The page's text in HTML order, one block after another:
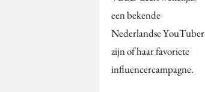
een bekende
Nederlandse YouTuber
zijn of haar favoriete
influencercampagne.